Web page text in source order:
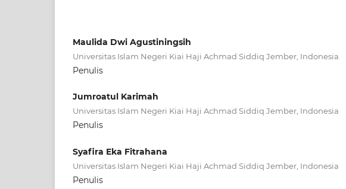
Maulida Dwi Agustiningsih
Universitas Islam Negeri Kiai Haji Achmad Siddiq Jember, Indonesia
Penulis
Jumroatul Karimah
Universitas Islam Negeri Kiai Haji Achmad Siddiq Jember, Indonesia
Penulis
Syafira Eka Fitrahana
Universitas Islam Negeri Kiai Haji Achmad Siddiq Jember, Indonesia
Penulis